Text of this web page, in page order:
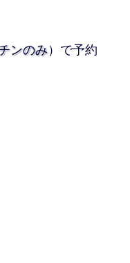
ンのみ）で予約